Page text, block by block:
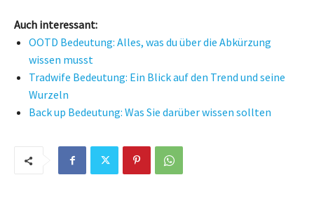
Auch interessant:
OOTD Bedeutung: Alles, was du über die Abkürzung
wissen musst
Tradwife Bedeutung: Ein Blick auf den Trend und seine
Wurzeln
Back up Bedeutung: Was Sie darüber wissen sollten